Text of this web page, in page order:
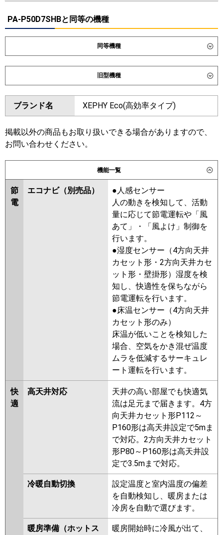
PA-P50D7SHBと同等の機種
同等機種
ダイキン SZRK50CNV SZRK50CV
東芝
GSSA05013JXU
GSSA05013JMUB
三菱電機 PMZ-ERMP50SF6 PMZ-
ERMP50SFE6
日立 RCIS-GP50RSHJ11
FDTSV506HK6S
パナソニック PA-P50D7SHNC PA-P50D7SHC
旧型機種
ダイキン SZRK50BYV SZRK50BYNV
SZRK50BJV SZRK50BJNV
SZRK50BFNV SZRK50BFV
SZRK50BCV SZRK50BCNV
RSSA05033JMU RSSA05033JM
RSSA05033JX
ASSA05057JM
三菱電機 PMZ-ERMP50SF5 PMZ-
ERMP50SFE5 PMZ-ERMP50SFE4
PMZ-ERMP50SF4
PMZ-
ERMP50SFE3 PMZ-ERMP50SF3
PMZ-ERMP50SFE2
PMZ-
ERMP50SF2 PMZ-ERMP50SFEZ
PMZ-ERMP50SFZ PMZ-
ERMP50SFEY
PMZ-ERMP50SFY
PMZ-ERMP50SFEV PMZ-
ERMP50SFV PMZ-ERMP50SFER
PMZ-ERMP50SFR
RCIS-GP50RSHJ9 RCIS-
GP50RSHJ8 RCIS-GP50RSHJ7
RCIS-GP50RSHJ6 RCIS-
GP50RSHJ5 RCIS-GP50RSHJ4
RCIS-GP50RSHJ3 RCIS-
GP50RSHJ2
FDTSV505HKA5SA
FDTSV505HK5SA
FDTSV505HK5S
パナソニック PA-P50D7SHNB PA-P50D7SH
PA-P50D7SHN PA-P50D6SHB
PA-P50D6SHNB PA-P50D6SH
PA-P50D6SHN
ブランド名 XEPHY Eco(高効率タイプ)
掲載以外の商品もお取り扱いできる場合がありますので、
お問い合わせください。
機能一覧
節
電
エコナビ（別売品）
●人感センサー
人の動きを検知して、活動
量に応じて節電運転や「風
あて」・「風よけ」制御を
行います。
●湿度センサー（4方向天井
カセット形・2方向天井カセ
ット形・壁掛形）湿度を検
知し、快適性を保ちながら
節電運転を行います。
●床温センサー（4方向天井
カセット形のみ）
床温が低いことを検知した
場合、空気をかき混ぜ温度
ムラを低減するサーキュレ
ート運転を行います。
快
適
高天井対応
天井の高い部屋でも快適気
流は足元まで届きます。4方
向天井カセット形P112～
P160形は高天井設定で5mま
で対応。2方向天井カセット
形P80～P160形は高天井設
定で3.5mまで対応。
冷暖自動切換
設定温度と室内温度の偏差
を自動検知し、暖房または
冷房を自動で選びます。
暖房準備（ホットス
暖房開始時に冷風が出て、